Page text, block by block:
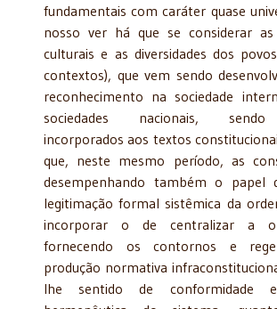
fundamentais com caráter quase
nosso ver há que se considerar as
culturais e as diversidades dos
contextos), que vem sendo
reconhecimento na sociedade
sociedades nacionais,
incorporados aos textos
que, neste mesmo período, as
desempenhando também o
legitimação formal sistêmica da
incorporar o de centralizar a
fornecendo os contornos e
produção normativa
lhe sentido de conformidade